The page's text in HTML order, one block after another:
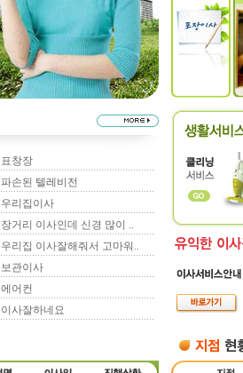
표창장
파손된 텔레비전
우리집이사
장거리 이사인데 신경 많이 ..
우리집 이사잘해줘서 고마워..
보관이사
에어컨
이사잘하네요